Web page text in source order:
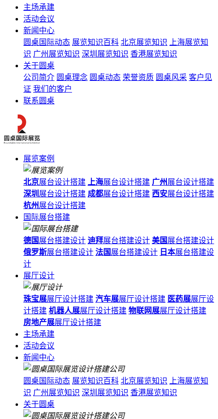
主场承建
活动会议
新闻中心
圆桌国际动态 展览知识百科 北京展览知识
上海展览知
识 广州展览知识 深圳展览知识 香港展览知识
关于圆桌
公司简介 圆桌理念 圆桌动态 荣誉资质 圆桌风采 客户见
证 我们的客户
联系圆桌
展览案例
北京展台设计搭建 上海展台设计搭建 广州展台设计搭建
深圳 展台设计搭建 成都展台设计搭建 西安展台设计搭建
杭州展台设计搭建
国际展台搭建
德国 展台搭建设计 迪拜展台搭建设计 美国 展台搭建设计
俄罗斯展台搭建设计 法国 展台搭建设计 日本展台搭建设
计
展厅设计
珠宝展展厅设计搭建 汽车展展厅设计搭建 医药展展厅设
计搭建 机器人展展厅设计搭建 物联网展展厅设计搭建
房地产展展厅设计搭建
主场承建
活动会议
新闻中心
圆桌国际动态 展览知识百科 北京展览知识
上海展览知
识 广州展览知识 深圳展览知识 香港展览知识
关于圆桌